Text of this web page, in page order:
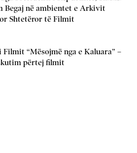
Begaj në ambientet e Arkivit
Shtetëror të Filmit
“Mësojmë nga e Kaluara” –
përtej filmit